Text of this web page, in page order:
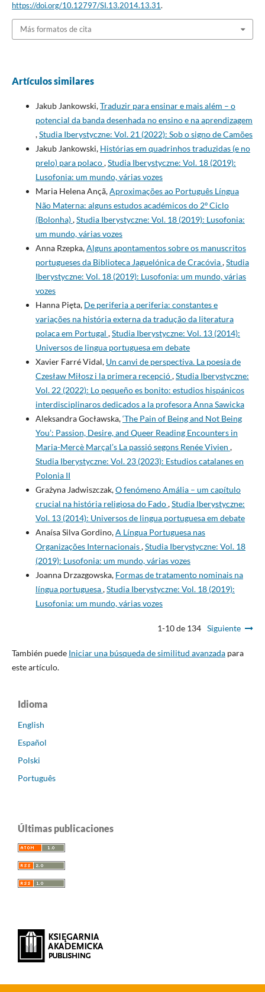
https://doi.org/10.12797/SI.13.2014.13.31.
Más formatos de cita
Artículos similares
Jakub Jankowski,Traduzir para ensinar e mais além – o
potencial da banda desenhada no ensino e na aprendizagem
,Studia Iberystyczne: Vol. 21 (2022): Sob o signo de Camões
Jakub Jankowski, Histórias em quadrinhos traduzidas (e no
prelo) para polaco,Studia Iberystyczne: Vol. 18 (2019):
Lusofonia: um mundo, várias vozes
Maria Helena Ançã,Aproximações ao Português Língua
Não Materna: alguns estudos académicos do 2º Ciclo
(Bolonha),Studia Iberystyczne: Vol. 18 (2019): Lusofonia:
um mundo, várias vozes
Anna Rzepka,Alguns apontamentos sobre os manuscritos
portugueses da Biblioteca Jaguelónica de Cracóvia,Studia
Iberystyczne: Vol. 18 (2019): Lusofonia: um mundo, várias
vozes
Hanna Pięta, De periferia a periferia: constantes e
variações na história externa da tradução da literatura
polaca em Portugal ,Studia Iberystyczne: Vol. 13 (2014):
Universos de lingua portuguesa em debate
Xavier Farré Vidal, Un canvi de perspectiva. La poesia de
Czesław Miłosz i la primera recepció,Studia Iberystyczne:
Vol. 22 (2022): Lo pequeño es bonito: estudios hispánicos
interdisciplinaros dedicados a la profesora Anna Sawicka
Aleksandra Gocławska,‘The Pain of Being and Not Being
You’: Passion, Desire, and Queer Reading Encounters in
Maria-Mercè Marçal’s La passió segons Renée Vivien ,
Studia Iberystyczne: Vol. 23 (2023): Estudios catalanes en
Polonia II
Grażyna Jadwiszczak,O fenómeno Amália – um capítulo
crucial na história religiosa do Fado,Studia Iberystyczne:
Vol. 13 (2014): Universos de lingua portuguesa em debate
Anaísa Silva Gordino,A Língua Portuguesa nas
Organizações Internacionais,Studia Iberystyczne: Vol. 18
(2019): Lusofonia: um mundo, várias vozes
Joanna Drzazgowska, Formas de tratamento nominais na
língua portuguesa,Studia Iberystyczne: Vol. 18 (2019):
Lusofonia: um mundo, várias vozes
1-10 de 134 Siguiente
También puede Iniciar una búsqueda de similitud avanzadapara
este artículo.
Idioma
English
Español
Polski
Português
Últimas publicaciones